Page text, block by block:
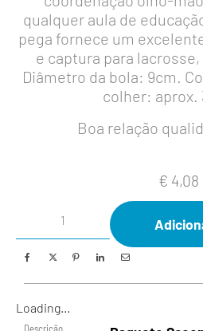
qualquer aula de
pega fornece um
e captura para
Diâmetro da bola: 9cm.
colher: aprox.
Boa relação
€ 4,08
Loading...